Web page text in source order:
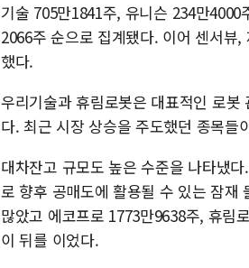
기술 705만1841주, 유니슨 234만
2066주 순으로 집계됐다. 이어 센서뷰
했다.
우리기술과 휴림로봇은 대표적인 로
다. 최근 시장 상승을 주도했던 종목들
대차잔고 규모도 높은 수준을 나타냈
로 향후 공매도에 활용될 수 있는 잠재
많았고 에코프로 1773만9638주, 휴림
이 뒤를 이었다.